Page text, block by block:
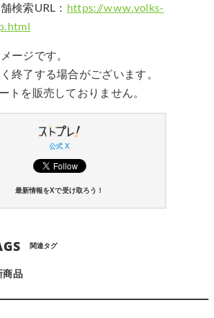
検索URL：
https://www.volks-
ージです。
終了する場合がございます。
トを販売しておりません。
公式 X
最新情報をXで受け取ろう！
関連タグ
商品